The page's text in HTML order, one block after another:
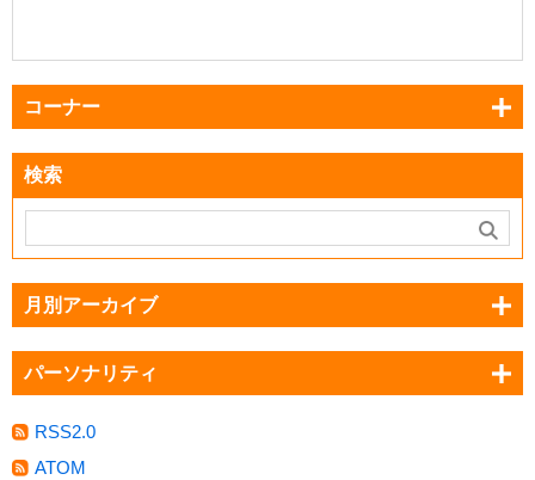
コーナー
検索
月別アーカイブ
パーソナリティ
RSS2.0
ATOM